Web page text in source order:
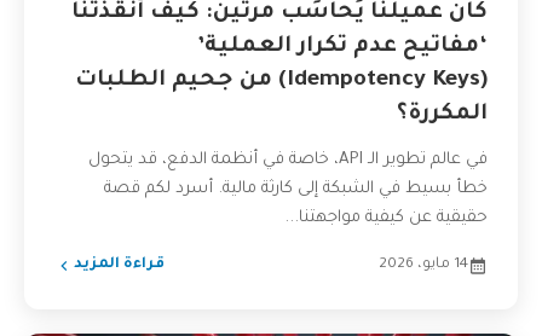
كان عميلنا يُحاسَب مرتين: كيف أنقذتنا
‘مفاتيح عدم تكرار العملية’
(Idempotency Keys) من جحيم الطلبات
المكررة؟
في عالم تطوير الـ API، خاصة في أنظمة الدفع، قد يتحول
خطأ بسيط في الشبكة إلى كارثة مالية. أسرد لكم قصة
حقيقية عن كيفية مواجهتنا...
14 مايو، 2026 قراءة المزيد